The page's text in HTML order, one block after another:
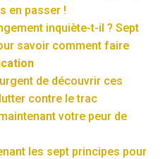
en passer !
inquiète-t-il ? Sept
savoir comment faire
de découvrir ces
contre le trac
votre peur de
les sept principes pour